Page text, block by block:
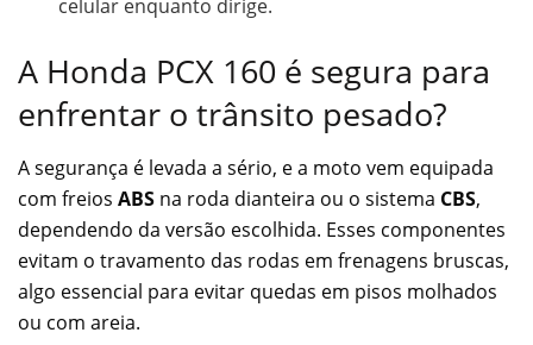
celular enquanto dirige.
A Honda PCX 160 é segura para
enfrentar o trânsito pesado?
A segurança é levada a sério, e a moto vem equipada
com freios ABS na roda dianteira ou o sistema CBS,
dependendo da versão escolhida. Esses componentes
evitam o travamento das rodas em frenagens bruscas,
algo essencial para evitar quedas em pisos molhados
ou com areia.